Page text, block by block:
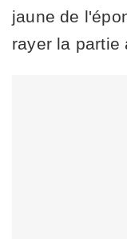
jaune de
rayer la partie